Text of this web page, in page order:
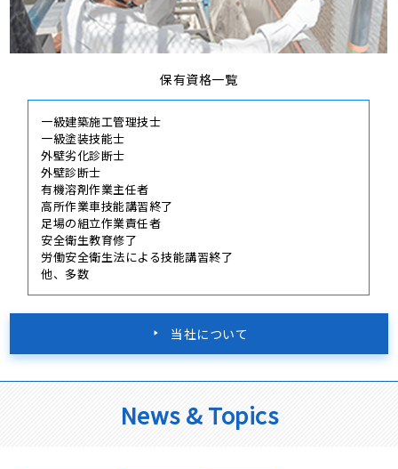
保有資格一覧
一級建築施工管理技士
一級塗装技能士
外壁劣化診断士
外壁診断士
有機溶剤作業主任者
高所作業車技能講習終了
足場の組立作業責任者
安全衛生教育修了
労働安全衛生法による技能講習終了
他、多数
当社について
News & Topics